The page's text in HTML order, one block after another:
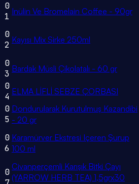
0
1 Inülin Ve Bromelain Coffee - 90gr
0
2 Kayısı Mix Sirke 250ml
0
3 Bardak Müsli Çikolatalı - 60 gr
0
4 ELMA LİFLİ SEBZE ÇORBASI
0
5
Dondurularak Kurutulmuş Kazandibi
- 20 gr
0
6
Karamürver Ekstresi Içeren Şurup
100 ml
0
Civanperçemli Karışık Bitki Çayı
(YARROW HERB TEA) 1,5grx30